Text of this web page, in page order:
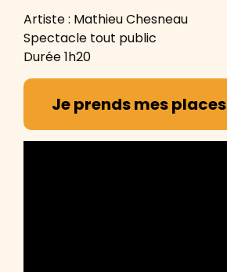
Artiste : Mathieu Chesneau
Spectacle tout public
Durée 1h20
Je prends mes places